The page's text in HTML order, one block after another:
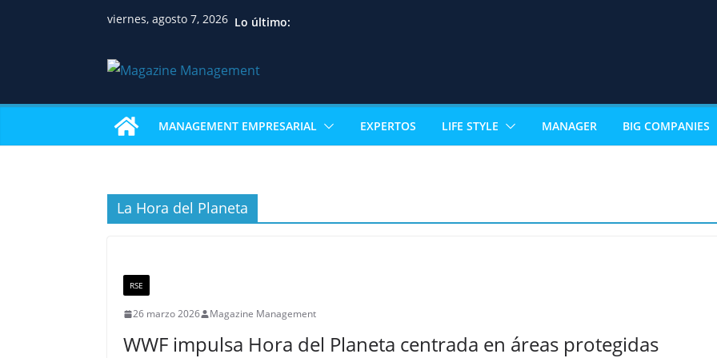
viernes, agosto 7, 2026 Lo último:
MANAGEMENT EMPRESARIAL EXPERTOS LIFE STYLE MANAGER BIG COMPANIES
La Hora del Planeta
RSE
26 marzo 2026 Magazine Management
WWF impulsa Hora del Planeta centrada en áreas protegidas